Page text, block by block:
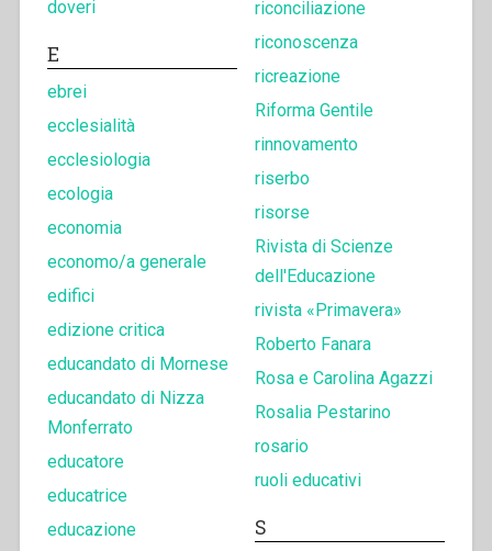
doveri
E
ebrei
ecclesialità
ecclesiologia
ecologia
economia
economo/a generale
edifici
edizione critica
educandato di Mornese
educandato di Nizza
Monferrato
educatore
educatrice
educazione
riconciliazione
riconoscenza
ricreazione
Riforma Gentile
rinnovamento
riserbo
risorse
Rivista di Scienze
dell'Educazione
rivista «Primavera»
Roberto Fanara
Rosa e Carolina Agazzi
Rosalia Pestarino
rosario
ruoli educativi
S